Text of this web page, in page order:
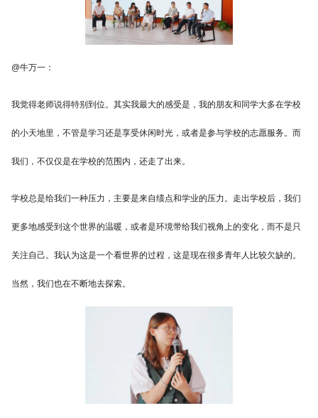
@牛万一：
我觉得老师说得特别到位。其实我最大的感受是，我的朋友和同学大多在学校
的小天地里，不管是学习还是享受休闲时光，或者是参与学校的志愿服务。而
我们，不仅仅是在学校的范围内，还走了出来。
学校总是给我们一种压力，主要是来自绩点和学业的压力。走出学校后，我们
更多地感受到这个世界的温暖，或者是环境带给我们视角上的变化，而不是只
关注自己。我认为这是一个看世界的过程，这是现在很多青年人比较欠缺的。
当然，我们也在不断地去探索。